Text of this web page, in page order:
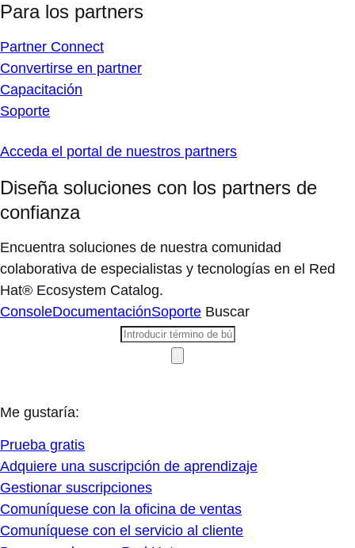
Para los partners
Partner Connect
Convertirse en partner
Capacitación
Soporte
Acceda el portal de nuestros partners
Diseña soluciones con los partners de
confianza
Encuentra soluciones de nuestra comunidad
colaborativa de especialistas y tecnologías en el Red
Hat® Ecosystem Catalog.
ConsoleDocumentaciónSoporte Buscar
Me gustaría:
Prueba gratis
Adquiere una suscripción de aprendizaje
Gestionar suscripciones
Comuníquese con la oficina de ventas
Comuníquese con el servicio al cliente